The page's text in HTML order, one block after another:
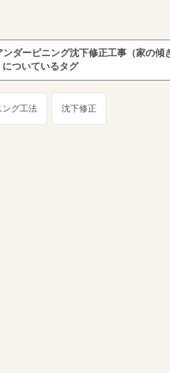
ダーピニング沈下修正工事（家の傾
についているタグ
ング工法 沈下修正